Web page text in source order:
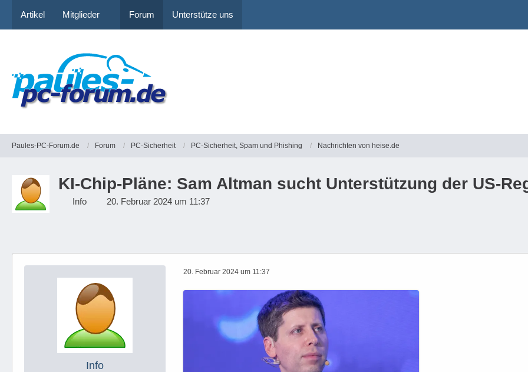
Artikel Mitglieder Forum Unterstütze uns
Paules-PC-Forum.de Forum PC-Sicherheit PC-Sicherheit, Spam und Phishing Nachrichten von heise.de
KI-Chip-Pläne: Sam Altman sucht Unterstützung der US-
Info 20. Februar 2024 um 11:37
Info
20. Februar 2024 um 11:37